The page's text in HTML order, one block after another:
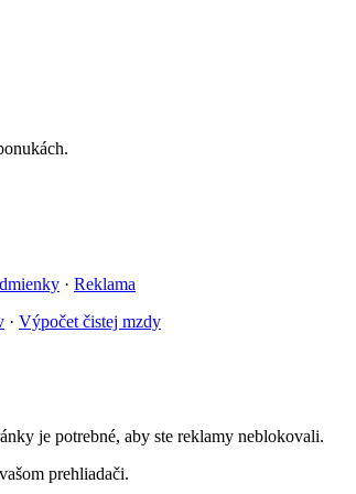
· Reklama
· Výpočet čistej mzdy
je potrebné, aby ste reklamy neblokovali.
prehliadači.